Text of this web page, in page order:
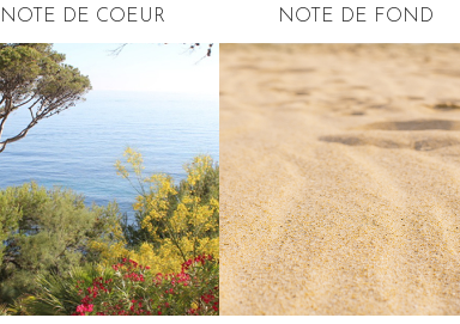
NOTE DE COEUR NOTE DE FOND